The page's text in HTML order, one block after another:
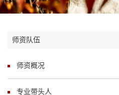
师资队伍
师资概况
专业带头人